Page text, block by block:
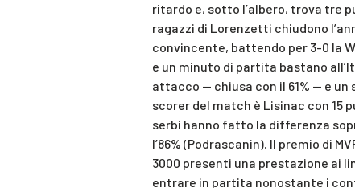
ritardo e, sotto l’albero, trova tre
ragazzi di Lorenzetti chiudono
convincente, battendo per 3-0 la
e un minuto di partita bastano
attacco — chiusa con il 61% — e un
scorer del match è Lisinac con 15
serbi hanno fatto la differenza
l’86% (Podrascanin). Il premio di
3000 presenti una prestazione ai
entrare in partita nonostante i